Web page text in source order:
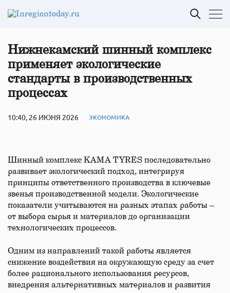
Нижнекамский шинный комплекс
применяет экологические
стандарты в производственных
процессах
10:40, 26 ИЮНЯ 2026 ЭКОНОМИКА
Шинный комплекс KAMA TYRES последовательно
развивает экологический подход, интегрируя
принципы ответственного производства в ключевые
звенья производственной модели. Экологические
показатели учитываются на разных этапах работы –
от выбора сырья и материалов до организации
технологических процессов.
Одним из направлений такой работы является
снижение воздействия на окружающую среду за счет
более рационального использования ресурсов,
внедрения альтернативных материалов и развития